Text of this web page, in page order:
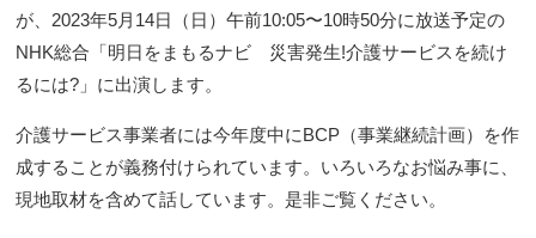
が、2023年5月14日（日）午前10:05〜10時50分に放送予定の
NHK総合「明日をまもるナビ 災害発生!介護サービスを続け
るには?」に出演します。
介護サービス事業者には今年度中にBCP（事業継続計画）を作
成することが義務付けられています。いろいろなお悩み事に、
現地取材を含めて話しています。是非ご覧ください。